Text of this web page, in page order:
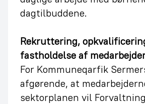
dagtilbuddene.
Rekruttering,
fastholdelse af
For Kommuneqarfik
afgørende, at
sektorplanen vil